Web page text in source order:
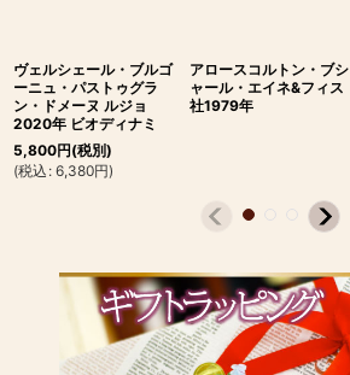
ヴェルシェール・ブルゴ
ーニュ・パストゥグラ
ン・ドメーヌ ルジョ
2020年 ビオディナミ
5,800円(税別)
(税込 : 6,380円)
アロースコルトン・ブシ
ャール・エイネ&フィス
社1979年